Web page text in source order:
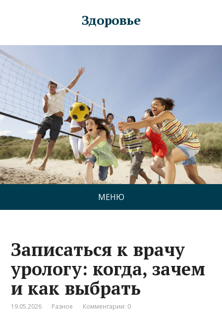
Здоровье
МЕНЮ
Записаться к врачу
урологу: когда, зачем
и как выбрать
19.05.2026 Разное Комментарии: 0